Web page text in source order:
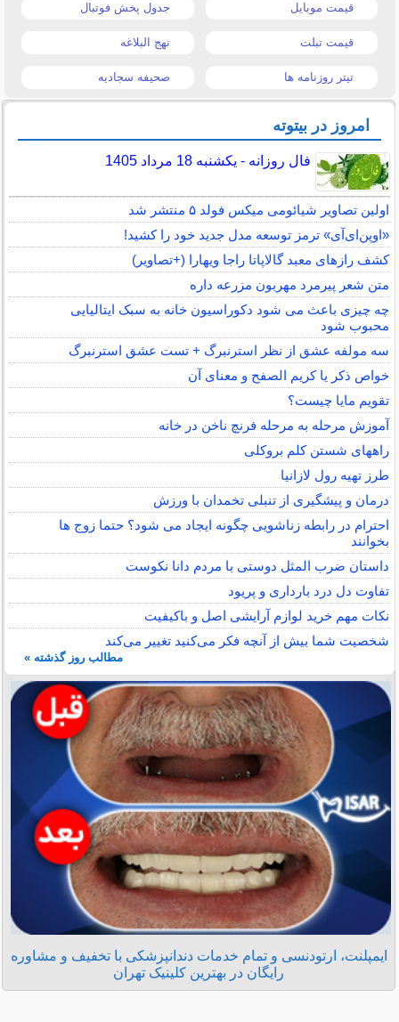
قیمت موبایل جدول پخش فوتبال
قیمت تبلت نهج البلاغه
تیتر روزنامه ها صحیفه سجادیه
امروز در بیتوته
فال روزانه - یکشنبه 18 مرداد 1405
اولین تصاویر شیائومی میکس فولد ۵ منتشر شد
«اوپن‌ای‌آی» ترمز توسعه مدل جدید خود را کشید!
کشف رازهای معبد گالاپاتا راجا ویهارا (+تصاویر)
متن شعر پیرمرد مهربون مزرعه داره
چه چیزی باعث می شود دکوراسیون خانه به سبک ایتالیایی
محبوب شود
سه مولفه عشق از نظر استرنبرگ + تست عشق استرنبرگ
خواص ذکر یا کریم الصفح و معنای آن
تقویم مایا چیست؟
آموزش مرحله به مرحله فرنچ ناخن در خانه
راههای شستن کلم بروکلی
طرز تهیه رول لازانیا
درمان و پیشگیری از تنبلی تخمدان با ورزش
احترام در رابطه زناشویی چگونه ایجاد می شود؟ حتما زوج ها
بخوانند
داستان ضرب المثل دوستی با مردم دانا نكوست
تفاوت دل درد بارداری و پریود
نکات مهم خرید لوازم آرایشی اصل و باکیفیت
شخصیت شما بیش از آنچه فکر می‌کنید تغییر می‌کند
مطالب روز گذشته »
ایمپلنت، ارتودنسی و تمام خدمات دندانپزشکی با تخفیف و مشاوره
رایگان در بهترین کلینیک تهران